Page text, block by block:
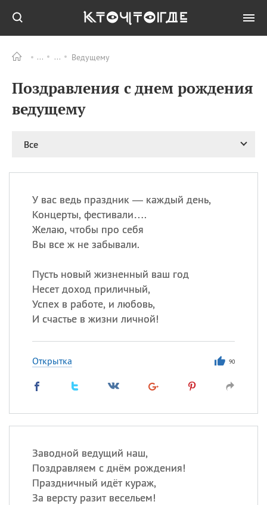
Ведущему
Поздравления с днем рождения
ведущему
Все
У вас ведь праздник — каждый день,
Концерты, фестивали….
Желаю, чтобы про себя
Вы все ж не забывали.
Пусть новый жизненный ваш год
Несет доход приличный,
Успех в работе, и любовь,
И счастье в жизни личной!
Открытка 90
Заводной ведущий наш,
Поздравляем с днём рождения!
Праздничный идёт кураж,
За версту разит весельем!
09.08 День памяти жертв
атомной
день
рисового пудинга
09.08
ИМЕНА
Сегодня празднуют именины
Сергей